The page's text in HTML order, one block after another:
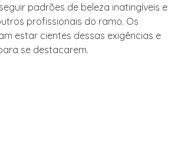
padrões de beleza inatingíveis e
profissionais do ramo. Os
estar cientes dessas exigências e
se destacarem.